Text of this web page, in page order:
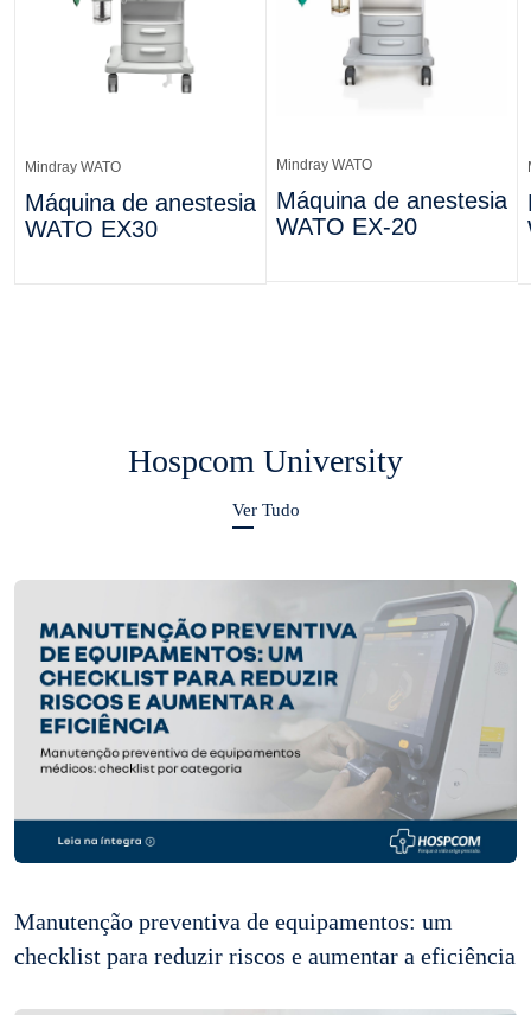
Mindray WATO
Máquina de anestesia
WATO EX30
Mindray WATO
Máquina de anestesia
WATO EX-20
Eletrocardiograma
(ECG) BeneHeart R3
Eletrocardiógrafo de
12 canais BeneHeart
R12
Hospcom University
Ver Tudo
Manutenção preventiva de equipamentos: um
checklist para reduzir riscos e aumentar a eficiência